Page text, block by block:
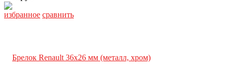
избранное сравнить